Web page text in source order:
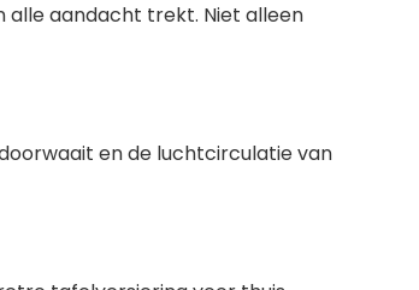
alle aandacht trekt. Niet alleen
en de luchtcirculatie van